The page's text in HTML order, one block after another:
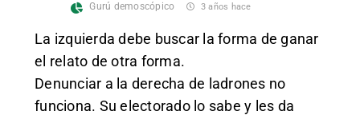
Gurú demoscópico 3 años hace
La izquierda debe buscar la forma de ganar
el relato de otra forma.
Denunciar a la derecha de ladrones no
funciona. Su electorado lo sabe y les da